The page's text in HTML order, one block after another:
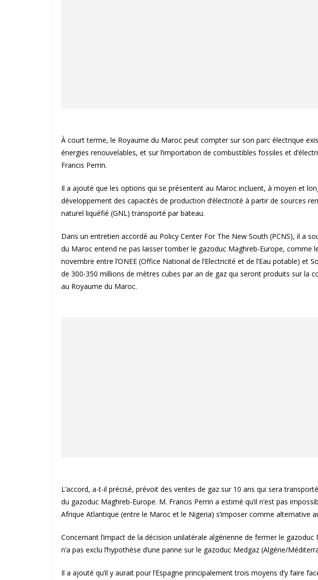
À court terme, le Royaume du Maroc peut compter sur son parc électrique
énergies renouvelables, et sur l’importation de combustibles fossiles et
Francis Perrin.
Il a ajouté que les options qui se présentent au Maroc incluent, à moyen et
développement des capacités de production d’électricité à partir de sources
naturel liquéfié (GNL) transporté par bateau.
Dans un entretien accordé au Policy Center For The New South (PCNS), il a
du Maroc entend ne pas laisser tomber le gazoduc Maghreb-Europe, comme
novembre entre l’ONEE (Office National de l’Electricité et de l’Eau potable) et
de 300-350 millions de mètres cubes par an de gaz qui seront produits sur la
au Royaume du Maroc.
L’accord, a-t-il précisé, prévoit des ventes de gaz sur 10 ans qui sera
du gazoduc Maghreb-Europe. M. Francis Perrin a estimé qu’il n’est pas
Afrique Atlantique (entre le Maroc et le Nigeria) s’imposer comme alternative
Concernant l’impact de la décision unilatérale algérienne de fermer le gazoduc
n’a pas exclu l’hypothèse d’une panne sur le gazoduc Medgaz (Algérie/
Il a ajouté qu’il y aurait pour l’Espagne principalement trois moyens d’y faire